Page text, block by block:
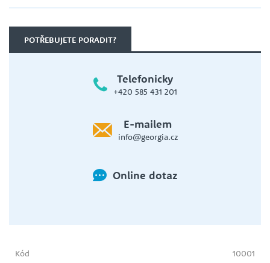
POTŘEBUJETE PORADIT?
Telefonicky
+420 585 431 201
E-mailem
info@georgia.cz
Online dotaz
Kód 10001